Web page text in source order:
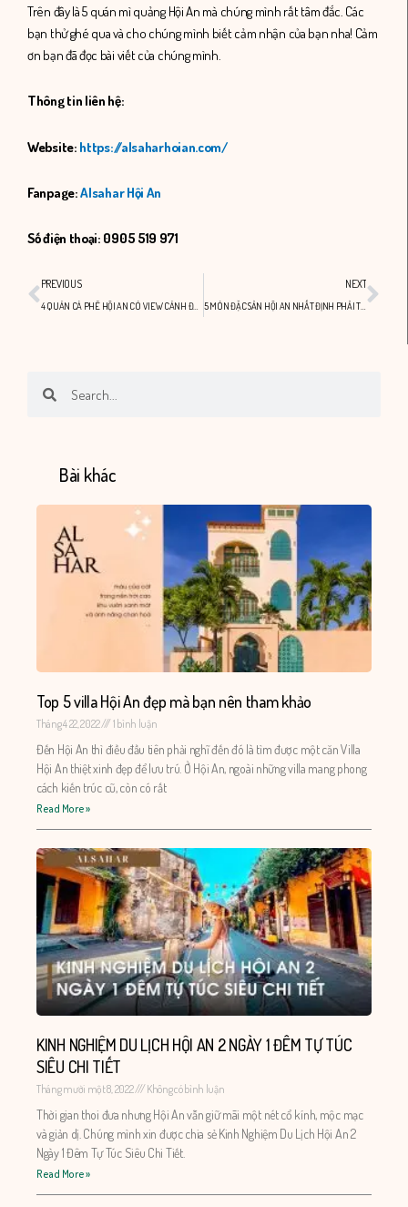
Trên đây là 5 quán mì quảng Hội An mà chúng mình rất tâm đắc. Các
bạn thử ghé qua và cho chúng mình biết cảm nhận của bạn nha! Cảm
ơn bạn đã đọc bài viết của chúng mình.
Thông tin liên hệ:
Website: https://alsaharhoian.com/
Fanpage:Alsahar Hội An
Số điện thoại: 0905 519 971
Prev
PREVIOUS
4 QUÁN CÀ PHÊ HỘI AN CÓ VIEW CÁNH ĐỒNG XỊN SÒ
NEXT
5 MÓN ĐẶC SẢN HỘI AN NHẤT ĐỊNH PHẢI THỬ MỘT LẦN
Bài khác
Top 5 villa Hội An đẹp mà bạn nên tham khảo
Tháng 4 22, 2022 1 bình luận
Đến Hội An thì điều đầu tiên phải nghĩ đến đó là tìm được một căn Villa
Hội An thiệt xinh đẹp để lưu trú. Ở Hội An, ngoài những villa mang phong
cách kiến trúc cũ, còn có rất
Read More »
KINH NGHIỆM DU LỊCH HỘI AN 2 NGÀY 1 ĐÊM TỰ TÚC
SIÊU CHI TIẾT
Tháng mười một 8, 2022 Không có bình luận
Thời gian thoi đưa nhưng Hội An vẫn giữ mãi một nét cổ kính, mộc mạc
và giản dị. Chúng mình xin được chia sẻ Kinh Nghiệm Du Lịch Hội An 2
Ngày 1 Đêm Tự Túc Siêu Chi Tiết.
Read More »